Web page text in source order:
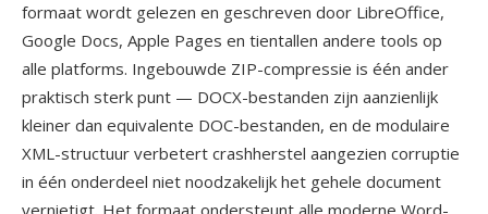
formaat wordt gelezen en geschreven door LibreOffice,
Google Docs, Apple Pages en tientallen andere tools op
alle platforms. Ingebouwde ZIP-compressie is één ander
praktisch sterk punt — DOCX-bestanden zijn aanzienlijk
kleiner dan equivalente DOC-bestanden, en de modulaire
XML-structuur verbetert crashherstel aangezien corruptie
in één onderdeel niet noodzakelijk het gehele document
vernietigt. Het formaat ondersteunt alle moderne Word-